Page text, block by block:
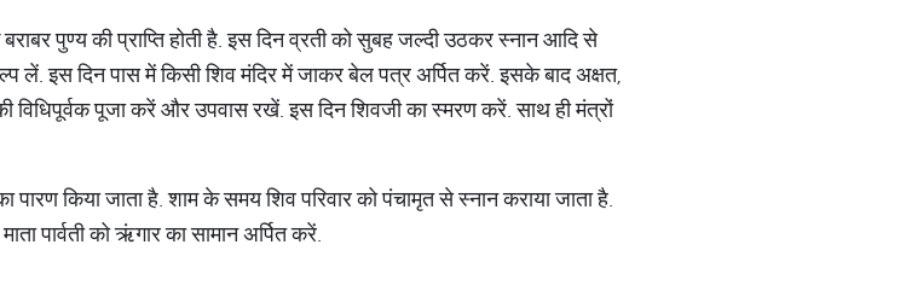
पुण्य की प्राप्ति होती है. इस दिन व्रती को सुबह जल्दी उठकर स्नान आदि से
इस दिन पास में किसी शिव मंदिर में जाकर बेल पत्र अर्पित करें. इसके बाद अक्षत,
विधिपूर्वक पूजा करें और उपवास रखें. इस दिन शिवजी का स्मरण करें. साथ ही मंत्रों
किया जाता है. शाम के समय शिव परिवार को पंचामृत से स्नान कराया जाता है.
पार्वती को ऋंगार का सामान अर्पित करें.